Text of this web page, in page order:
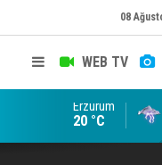
08
WEB TV
Konuşanlar'a
Erzurum
20 °C